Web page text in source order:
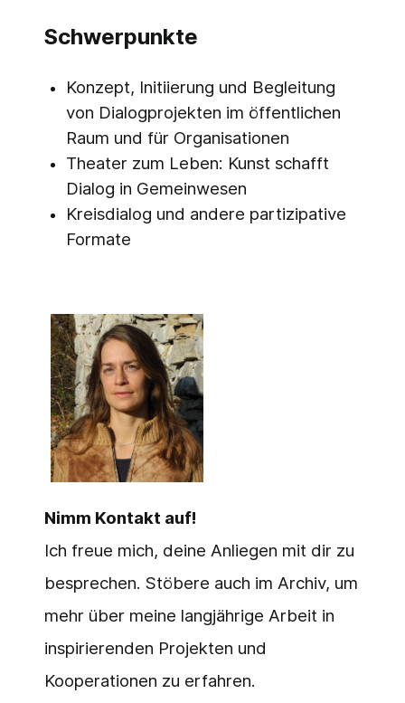
Schwerpunkte
Konzept, Initiierung und Begleitung
von Dialogprojekten im öffentlichen
Raum und für Organisationen
Theater zum Leben: Kunst schafft
Dialog in Gemeinwesen
Kreisdialog und andere partizipative
Formate
Nimm Kontakt auf!
Ich freue mich, deine Anliegen mit dir zu
besprechen. Stöbere auch im Archiv, um
mehr über meine langjährige Arbeit in
inspirierenden Projekten und
Kooperationen zu erfahren.